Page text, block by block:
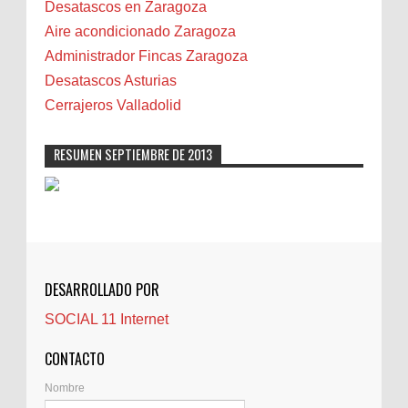
Camareta
Cáncer
Carmela Sauras
Carnavales
Castellón
Cerrajeros
Cocinas
Comentarios de la afición
Controller Zaragoza
Córdoba
Desatascos en Zaragoza
Aire acondicionado Zaragoza
Administrador Fincas Zaragoza
Desatascos Asturias
Cerrajeros Valladolid
RESUMEN SEPTIEMBRE DE 2013
DESARROLLADO POR
SOCIAL 11 Internet
CONTACTO
Nombre